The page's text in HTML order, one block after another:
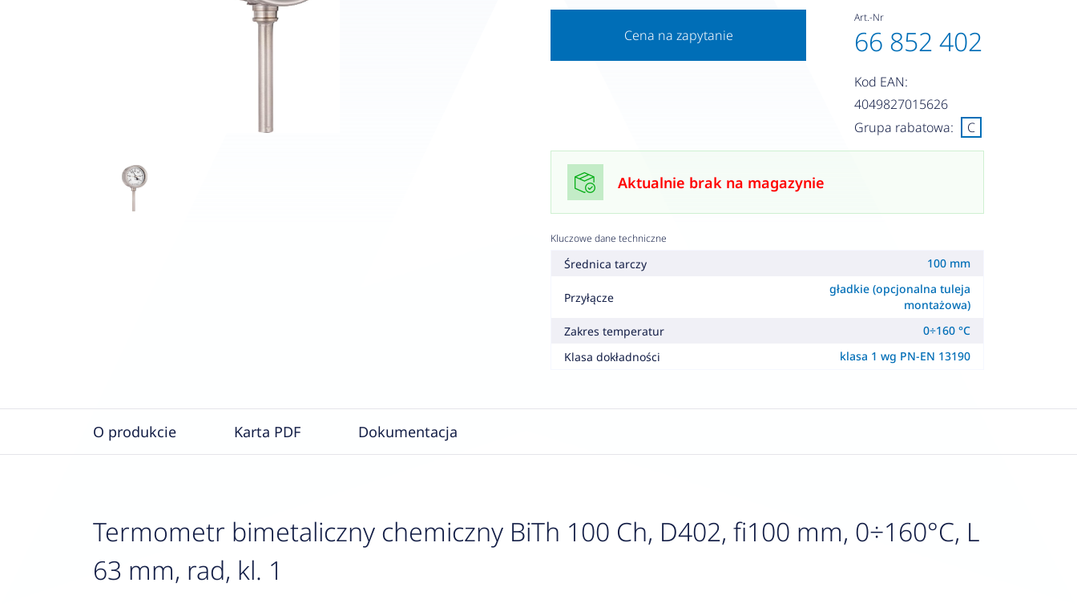
Cena na zapytanie
Art.-Nr
66 852 402
Kod EAN:
4049827015626
Grupa rabatowa:
C
Aktualnie brak na magazynie
Kluczowe dane techniczne
Średnica tarczy 100 mm
Przyłącze
gładkie (opcjonalna tuleja
montażowa)
Zakres temperatur
0÷160 °C
Klasa dokładności
klasa 1 wg PN-EN 13190
O produkcie Karta PDF Dokumentacja
Termometr bimetaliczny chemiczny BiTh 100 Ch, D402, fi100 mm, 0÷160°C, L
63 mm, rad, kl. 1